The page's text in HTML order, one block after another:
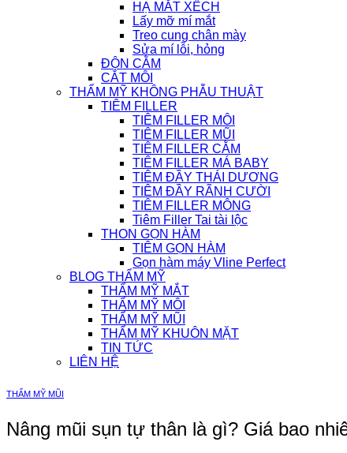
HẠ MẮT XẾCH
Lấy mỡ mí mắt
Treo cung chân mày
Sửa mí lỗi, hỏng
ĐỘN CẰM
CẮT MÔI
THẨM MỸ KHÔNG PHẪU THUẬT
TIÊM FILLER
TIÊM FILLER MÔI
TIÊM FILLER MŨI
TIÊM FILLER CẰM
TIÊM FILLER MÁ BABY
TIÊM ĐẦY THÁI DƯƠNG
TIÊM ĐẦY RÃNH CƯỜI
TIÊM FILLER MÔNG
Tiêm Filler Tai tài lộc
THON GỌN HÀM
TIÊM GỌN HÀM
Gọn hàm máy Vline Perfect
BLOG THẨM MỸ
THẨM MỸ MẮT
THẨM MỸ MÔI
THẨM MỸ MŨI
THẨM MỸ KHUÔN MẶT
TIN TỨC
LIÊN HỆ
THẨM MỸ MŨI
Nâng mũi sụn tự thân là gì? Giá bao